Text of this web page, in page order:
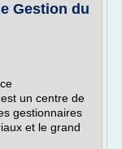
Gestion du
un centre de
gestionnaires
et le grand